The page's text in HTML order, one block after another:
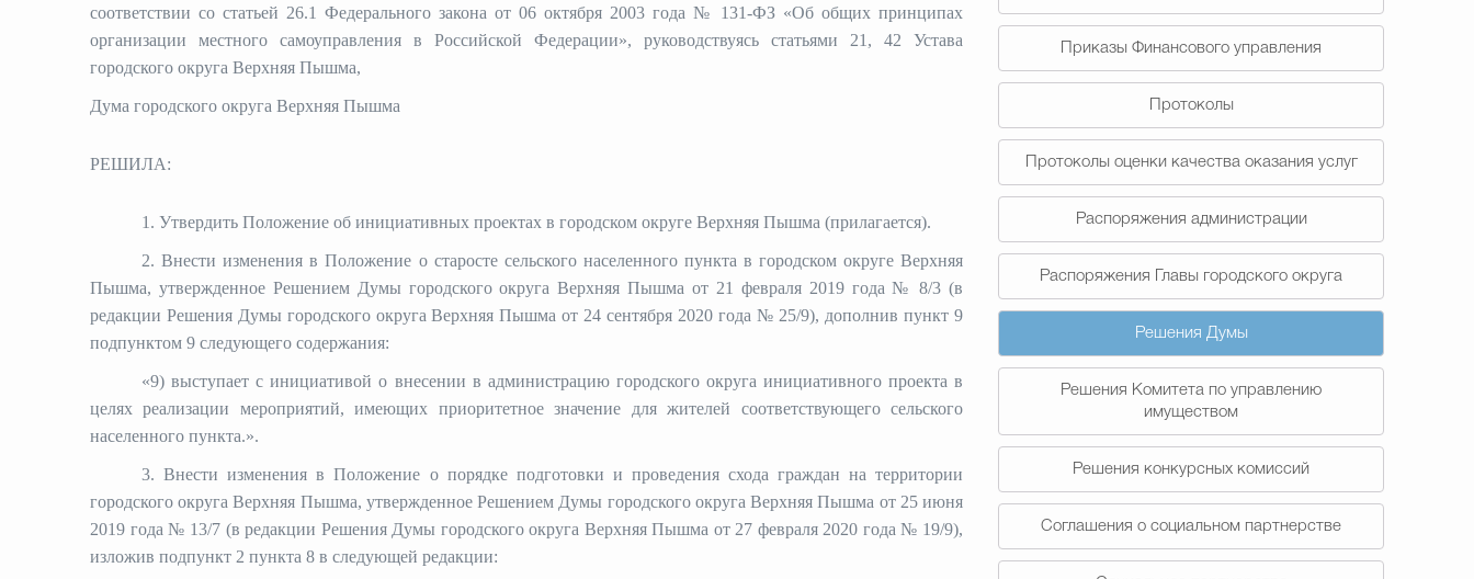
Приказы Финансового управления
Протоколы
Протоколы оценки качества оказания услуг
Распоряжения администрации
Распоряжения Главы городского округа
Решения Думы
Решения Комитета по управлению
имуществом
Решения конкурсных комиссий
Соглашения о социальном партнерстве
соответствии со статьей 26.1 Федерального закона от 06 октября 2003 года № 131-ФЗ «Об общих принципах
организации местного самоуправления в Российской Федерации», руководствуясь статьями 21, 42 Устава
городского округа Верхняя Пышма,
Дума городского округа Верхняя Пышма
РЕШИЛА:
1. Утвердить Положение об инициативных проектах в городском округе Верхняя Пышма (прилагается).
2. Внести изменения в Положение о старосте сельского населенного пункта в городском округе Верхняя
Пышма, утвержденное Решением Думы городского округа Верхняя Пышма от 21 февраля 2019 года № 8/3 (в
редакции Решения Думы городского округа Верхняя Пышма от 24 сентября 2020 года № 25/9), дополнив пункт 9
подпунктом 9 следующего содержания:
«9) выступает с инициативой о внесении в администрацию городского округа инициативного проекта в
целях реализации мероприятий, имеющих приоритетное значение для жителей соответствующего сельского
населенного пункта.».
3. Внести изменения в Положение о порядке подготовки и проведения схода граждан на территории
городского округа Верхняя Пышма, утвержденное Решением Думы городского округа Верхняя Пышма от 25 июня
2019 года № 13/7 (в редакции Решения Думы городского округа Верхняя Пышма от 27 февраля 2020 года № 19/9),
изложив подпункт 2 пункта 8 в следующей редакции: